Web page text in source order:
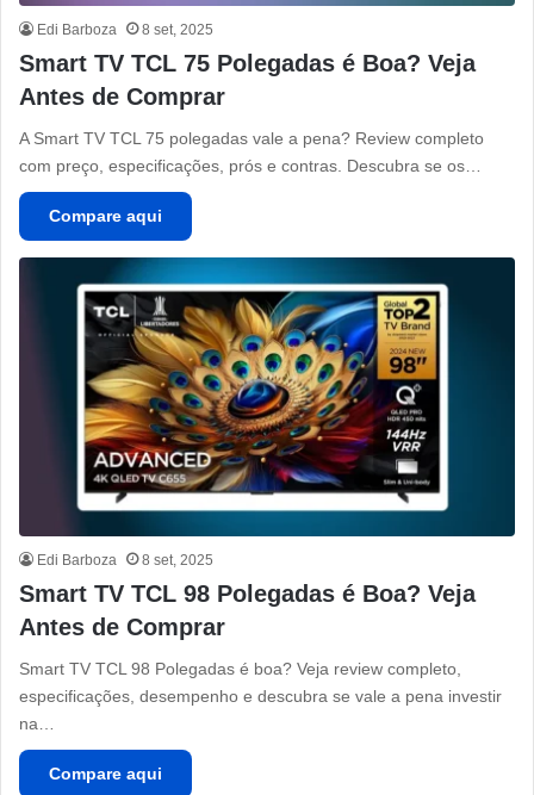
Edi Barboza 8 set, 2025
Smart TV TCL 75 Polegadas é Boa? Veja
Antes de Comprar
A Smart TV TCL 75 polegadas vale a pena? Review completo
com preço, especificações, prós e contras. Descubra se os…
Compare aqui
Edi Barboza 8 set, 2025
Smart TV TCL 98 Polegadas é Boa? Veja
Antes de Comprar
Smart TV TCL 98 Polegadas é boa? Veja review completo,
especificações, desempenho e descubra se vale a pena investir
na…
Compare aqui